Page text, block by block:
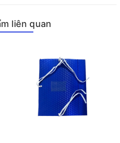
này cũng như tìm hiểu
liên quan